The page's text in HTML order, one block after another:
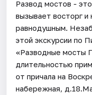
Развод мостов -
вызывает восторг и
равнодушным.
этой экскурсии по
«Разводные мосты
длительностью
от причала на
набережная,